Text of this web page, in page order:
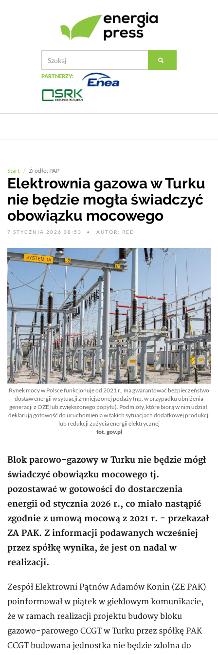
PARTNERZY:
Start Źródło: PAP
Elektrownia gazowa w Turku
nie będzie mogła świadczyć
obowiązku mocowego
7 STYCZNIA 2026 08:53 AUTOR: RED
Rynek mocy w Polsce funkcjonuje od 2021 r., ma gwarantować bezpieczeństwo
dostaw energii w sytuacji zmniejszonej podaży (np. w przypadku obniżenia
generacji z OZE lub zwiększonego popytu). Podmioty, które biorą w nim udział,
deklarują gotowość do uruchomienia w takich sytuacjach dodatkowej produkcji
lub redukcji zużycia energii elektrycznej
fot. gov.pl
Blok parowo-gazowy w Turku nie będzie mógł
świadczyć obowiązku mocowego tj.
pozostawać w gotowości do dostarczenia
energii od stycznia 2026 r., co miało nastąpić
zgodnie z umową mocową z 2021 r. - przekazał
ZA PAK. Z informacji podawanych wcześniej
przez spółkę wynika, że jest on nadal w
realizacji.
Zespół Elektrowni Pątnów Adamów Konin (ZE PAK)
poinformował w piątek w giełdowym komunikacie,
że w ramach realizacji projektu budowy bloku
gazowo-parowego CCGT w Turku przez spółkę PAK
CCGT budowana jednostka nie będzie zdolna do